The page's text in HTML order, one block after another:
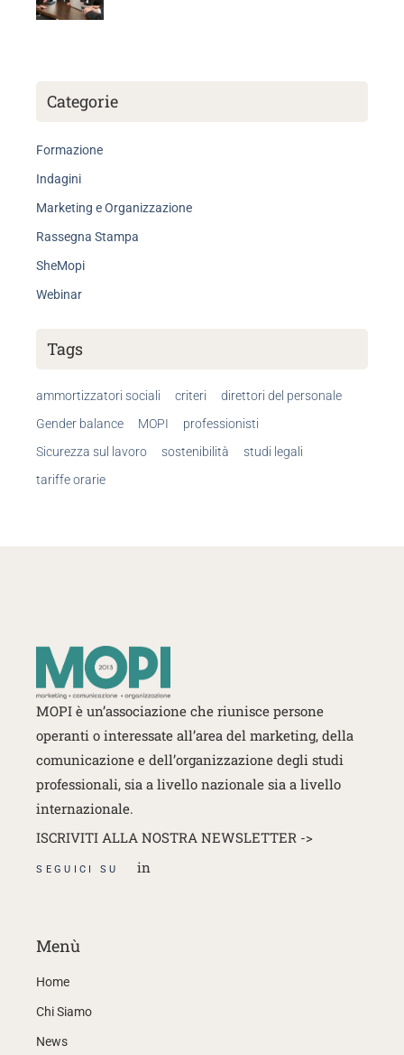
Categorie
Formazione
Indagini
Marketing e Organizzazione
Rassegna Stampa
SheMopi
Webinar
Tags
ammortizzatori sociali criteri
direttori del personale
Gender balance
MOPI
professionisti
Sicurezza sul lavoro
sostenibilità
studi legali
tariffe orarie
MOPI è un’associazione che riunisce persone
operanti o interessate all’area del marketing, della
comunicazione e dell’organizzazione degli studi
professionali, sia a livello nazionale sia a livello
internazionale.
ISCRIVITI ALLA NOSTRA NEWSLETTER ->
SEGUICI SU in
Menù
Home
Chi Siamo
News